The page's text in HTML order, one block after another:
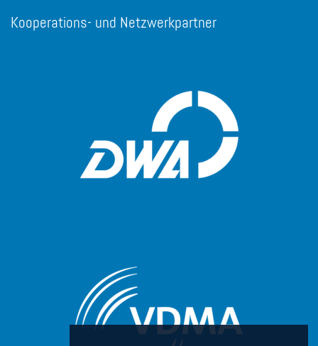
Kooperations- und Netzwerkpartner